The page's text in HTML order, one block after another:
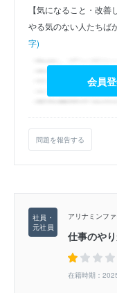
【気になること・改善
やる気のない人たちば
字)
会員
問題を報告する
アリナミンフ
仕事のや
在籍時期：